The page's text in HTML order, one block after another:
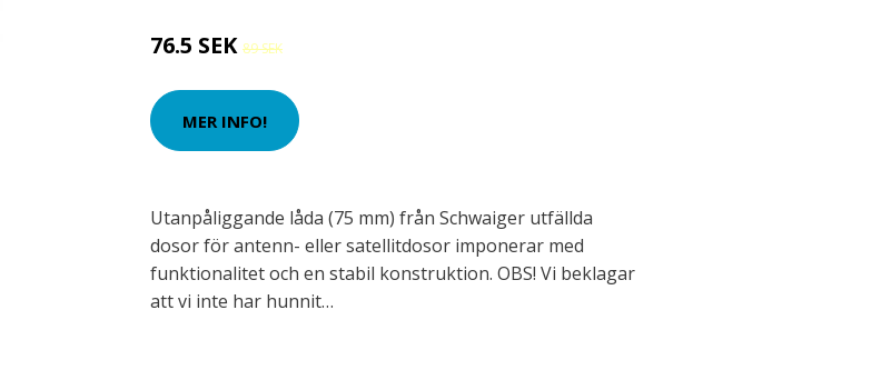
76.5 SEK 89 SEK
MER INFO!
Utanpåliggande låda (75 mm) från Schwaiger utfällda
dosor för antenn- eller satellitdosor imponerar med
funktionalitet och en stabil konstruktion. OBS! Vi beklagar
att vi inte har hunnit…